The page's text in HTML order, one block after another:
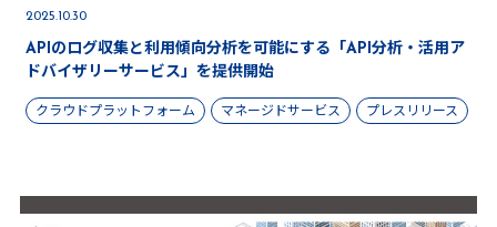
2025.10.30
APIのログ収集と利用傾向分析を可能にする「API分析・活用ア
ドバイザリーサービス」を提供開始
クラウドプラットフォーム マネージドサービス プレスリリース